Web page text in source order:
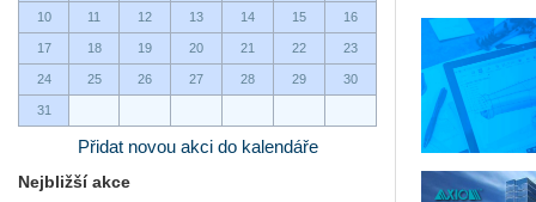
10 11 12 13 14 15 16
17 18 19 20 21 22 23
24 25 26 27 28 29 30
31
Přidat novou akci do kalendáře
Nejbližší akce